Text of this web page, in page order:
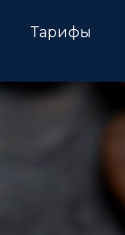
Тарифы